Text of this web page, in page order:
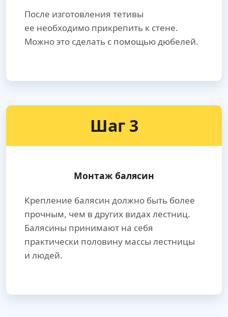
После изготовления тетивы
ее необходимо прикрепить к стене.
Можно это сделать с помощью дюбелей.
Шаг 3
Монтаж балясин
Крепление балясин должно быть более
прочным, чем в других видах лестниц.
Балясины принимают на себя
практически половину массы лестницы
и людей.